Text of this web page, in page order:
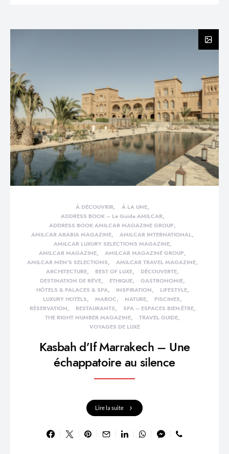
À DÉCOUVRIR
À LA UNE
ADDRESS BOOK – Le Guide AMILCAR
ADDRESS BOOK AMILCAR MAGAZINE GROUP
AMILCAR ARABIA MAGAZINE
AMILCAR INTERNATIONAL
AMILCAR LUXURY SELECTIONS MAGAZINE
AMILCAR MAGAZINE
AMILCAR MAGAZINE GROUP
AMILCAR MEN'S SELECTIONS
AMILCAR TRAVEL MAGAZINE
ARCHITECTURE
BEST OF LUXE
DÉCOUVERTE
DESTINATION DE RÊVE
ETHIQUE
GASTRONOMIE
HÔTELS & PALACES & SPA
INSPIRATION
LIFESTYLE
LUXURY HOTELS
MAROC NATURE
PISCINES
RÉSERVATION
RESTAURANTS
SPA – ESPACES BIEN-ÊTRE
THE RIGHT NUMBER MAGAZINE
TRAVEL GUIDE
VOYAGES DE LUXE
Kasbah d’If Marrakech – Une
échappatoire au silence
Lire la suite